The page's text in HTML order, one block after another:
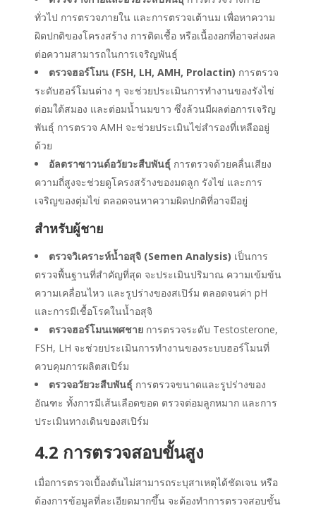
ทั่วไป การตรวจภายใน และการตรวจเต้านม เพื่อหาความ
ผิดปกติของโครงสร้าง การติดเชื้อ หรือเนื้องอกที่อาจส่งผล
ต่อความสามารถในการเจริญพันธุ์
ตรวจฮอร์โมน (FSH, LH, AMH, Prolactin) การตรวจ
ระดับฮอร์โมนต่าง ๆ จะช่วยประเมินการทำงานของรังไข่
ต่อมใต้สมอง และต่อมน้ำนมขาว ซึ่งล้วนมีผลต่อการเจริญ
พันธุ์ การตรวจ AMH จะช่วยประเมินไข่สำรองที่เหลืออยู่
ด้วย
อัลตราซาวนด์อวัยวะสืบพันธุ์ การตรวจด้วยคลื่นเสียง
ความถี่สูงจะช่วยดูโครงสร้างของมดลูก รังไข่ และการ
เจริญของตุ่มไข่ ตลอดจนหาความผิดปกติที่อาจมีอยู่
สำหรับผู้ชาย
ตรวจวิเคราะห์น้ำอสุจิ (Semen Analysis) เป็นการ
ตรวจพื้นฐานที่สำคัญที่สุด จะประเมินปริมาณ ความเข้มข้น
ความเคลื่อนไหว และรูปร่างของสเปิร์ม ตลอดจนค่า pH
และการมีเชื้อโรคในน้ำอสุจิ
ตรวจฮอร์โมนเพศชาย การตรวจระดับ Testosterone,
FSH, LH จะช่วยประเมินการทำงานของระบบฮอร์โมนที่
ควบคุมการผลิตสเปิร์ม
ตรวจอวัยวะสืบพันธุ์ การตรวจขนาดและรูปร่างของ
อัณฑะ ทั้งการมีเส้นเลือดขอด ตรวจต่อมลูกหมาก และการ
ประเมินทางเดินของสเปิร์ม
4.2 การตรวจสอบขั้นสูง
เมื่อการตรวจเบื้องต้นไม่สามารถระบุสาเหตุได้ชัดเจน หรือ
ต้องการข้อมูลที่ละเอียดมากขึ้น จะต้องทำการตรวจสอบขั้น